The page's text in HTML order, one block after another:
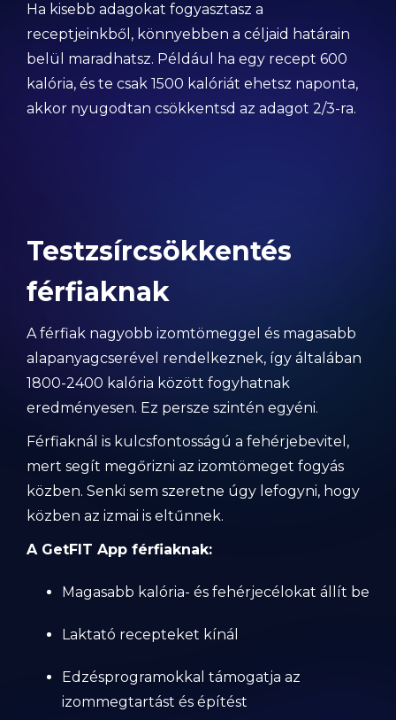
Ha kisebb adagokat fogyasztasz a
receptjeinkből, könnyebben a céljaid határain
belül maradhatsz. Például ha egy recept 600
kalória, és te csak 1500 kalóriát ehetsz naponta,
akkor nyugodtan csökkentsd az adagot 2/3-ra.
Testzsírcsökkentés
férfiaknak
A férfiak nagyobb izomtömeggel és magasabb
alapanyagcserével rendelkeznek, így általában
1800-2400 kalória között fogyhatnak
eredményesen. Ez persze szintén egyéni.
Férfiaknál is kulcsfontosságú a fehérjebevitel,
mert segít megőrizni az izomtömeget fogyás
közben. Senki sem szeretne úgy lefogyni, hogy
közben az izmai is eltűnnek.
A GetFIT App férfiaknak:
Magasabb kalória- és fehérjecélokat állít be
Laktató recepteket kínál
Edzésprogramokkal támogatja az
izommegtartást és építést